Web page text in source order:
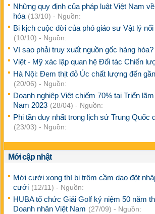
Những quy định của pháp luật Việt Nam
hóa (13/10) - Nguồn:
Bi kịch cuộc đời của phó giáo sư Vật lý
(10/10) - Nguồn:
Vì sao phải truy xuất nguồn gốc hàng hóa?
Việt - Mỹ xác lập quan hệ Đối tác Chiến
Hà Nội: Đem thịt đỏ Úc chất lượng đến
(20/06) - Nguồn:
Doanh nghiệp Việt chiếm 70% tại Triển
Nam 2023 (28/04) - Nguồn:
Phi tần duy nhất trong lịch sử Trung Quốc
(23/03) - Nguồn:
Mới cập nhật
Mới cưới xong thì bị trộm cầm dao đột
cưới (12/11) - Nguồn:
HUBA tổ chức Giải Golf kỷ niệm 50 năm
Doanh nhân Việt Nam (27/09) - Nguồn: